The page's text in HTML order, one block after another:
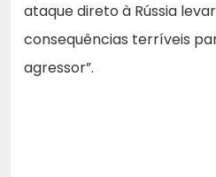
ataque direto à Rússia
consequências terríveis
agressor”.